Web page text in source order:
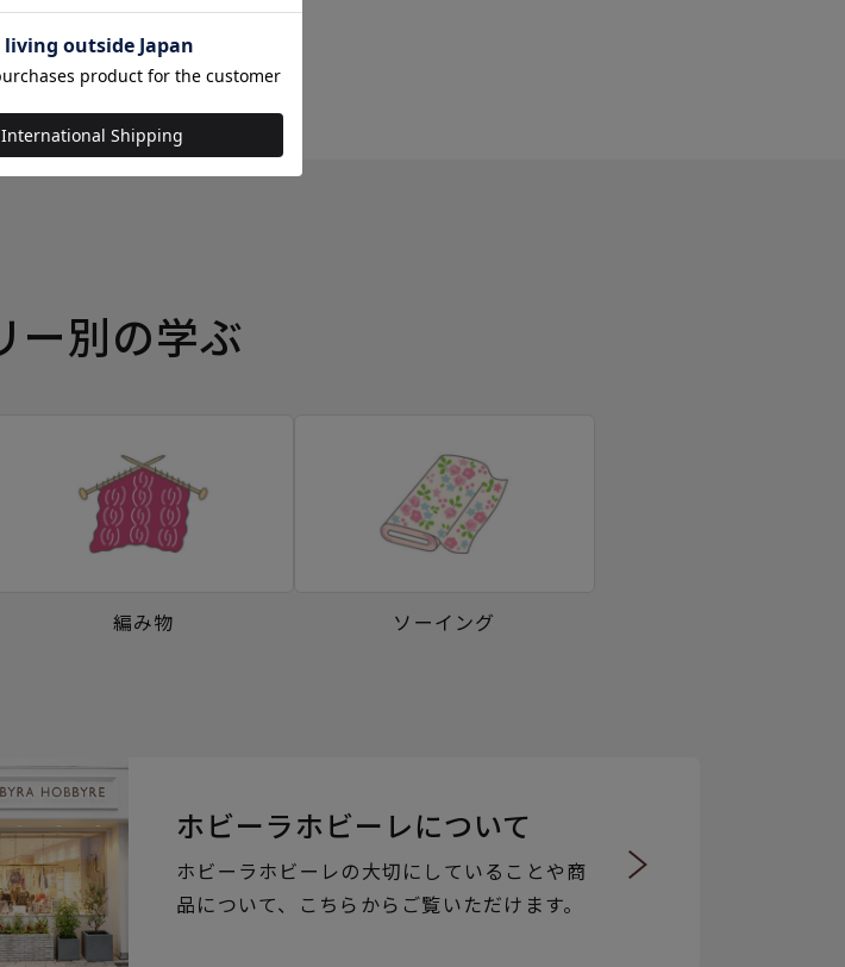
ー別の学ぶ
編み物 ソーイング
ホビーラホビーレについて
ホビーラホビーレの大切にしていることや商
品について、こちらからご覧いただけます。